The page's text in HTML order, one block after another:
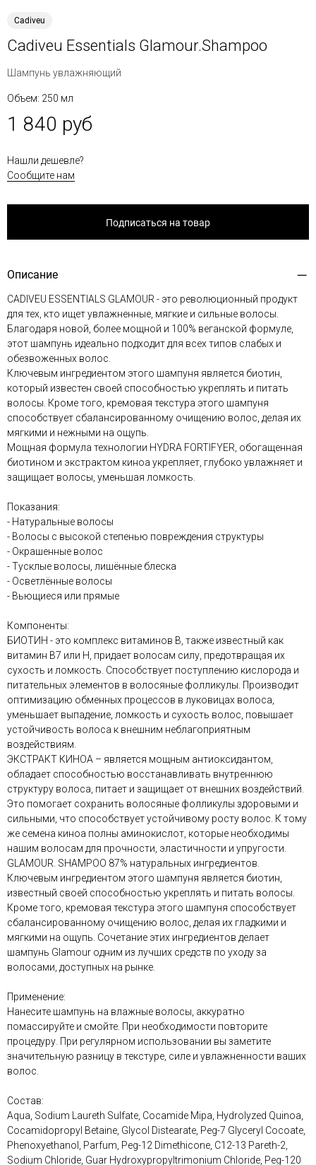
Cadiveu
Cadiveu Essentials Glamour.Shampoo
Шампунь увлажняющий
Объем: 250 мл
1 840 руб
Нашли дешевле?
Сообщите нам
Подписаться на товар
Описание
CADIVEU ESSENTIALS GLAMOUR - это революционный продукт
для тех, кто ищет увлажненные, мягкие и сильные волосы.
Благодаря новой, более мощной и 100% веганской формуле,
этот шампунь идеально подходит для всех типов слабых и
обезвоженных волос.
Ключевым ингредиентом этого шампуня является биотин,
который известен своей способностью укреплять и питать
волосы. Кроме того, кремовая текстура этого шампуня
способствует сбалансированному очищению волос, делая их
мягкими и нежными на ощупь.
Мощная формула технологии HYDRA FORTIFYER, обогащенная
биотином и экстрактом киноа укрепляет, глубоко увлажняет и
защищает волосы, уменьшая ломкость.
Показания:
- Натуральные волосы
- Волосы с высокой степенью повреждения структуры
- Окрашенные волос
- Тусклые волосы, лишённые блеска
- Осветлённые волосы
- Вьющиеся или прямые
Компоненты:
БИОТИН - это комплекс витаминов B, также известный как
витамин B7 или H, придает волосам силу, предотвращая их
сухость и ломкость. Способствует поступлению кислорода и
питательных элементов в волосяные фолликулы. Производит
оптимизацию обменных процессов в луковицах волоса,
уменьшает выпадение, ломкость и сухость волос, повышает
устойчивость волоса к внешним неблагоприятным
воздействиям.
ЭКСТРАКТ КИНОА – является мощным антиоксидантом,
обладает способностью восстанавливать внутреннюю
структуру волоса, питает и защищает от внешних воздействий.
Это помогает сохранить волосяные фолликулы здоровыми и
сильными, что способствует устойчивому росту волос. К тому
же семена киноа полны аминокислот, которые необходимы
нашим волосам для прочности, эластичности и упругости.
GLAMOUR. SHAMPOO 87% натуральных ингредиентов.
Ключевым ингредиентом этого шампуня является биотин,
известный своей способностью укреплять и питать волосы.
Кроме того, кремовая текстура этого шампуня способствует
сбалансированному очищению волос, делая их гладкими и
мягкими на ощупь. Сочетание этих ингредиентов делает
шампунь Glamour одним из лучших средств по уходу за
волосами, доступных на рынке.
Применение:
Нанесите шампунь на влажные волосы, аккуратно
помассируйте и смойте. При необходимости повторите
процедуру. При регулярном использовании вы заметите
значительную разницу в текстуре, силе и увлажненности ваших
волос.
Состав:
Aqua, Sodium Laureth Sulfate, Cocamide Mipa, Hydrolyzed Quinoa,
Cocamidopropyl Betaine, Glycol Distearate, Peg-7 Glyceryl Cocoate,
Phenoxyethanol, Parfum, Peg-12 Dimethicone, C12-13 Pareth-2,
Sodium Chloride, Guar Hydroxypropyltrimonium Chloride, Peg-120